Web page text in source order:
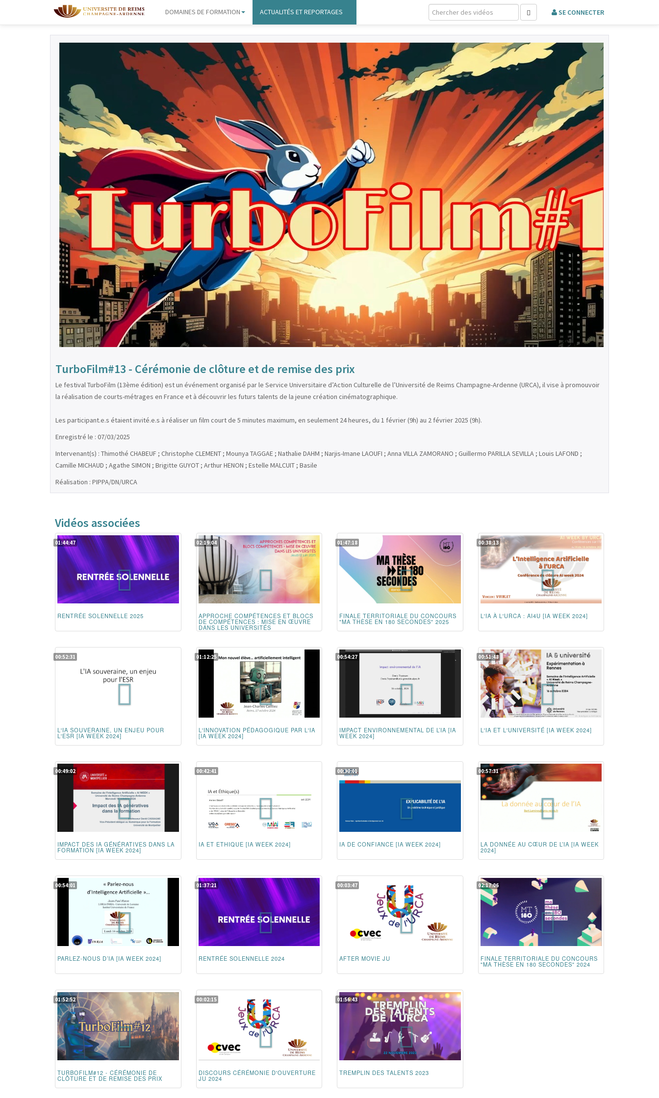
DOMAINES DE FORMATION ACTUALITÉS ET REPORTAGES
TurboFilm#13 - Cérémonie de clôture et de remise des prix
Le festival TurboFilm (13ème édition) est un événement organisé par le Service Universitaire d’Action Culturelle de l’Université de Reims Champagne-Ardenne (URCA), il vise à promouvoir
la réalisation de courts-métrages en France et à découvrir les futurs talents de la jeune création cinématographique.
Les participant.e.s étaient invité.e.s à réaliser un film court de 5 minutes maximum, en seulement 24 heures, du 1 février (9h) au 2 février 2025 (9h).
Enregistré le : 07/03/2025
Intervenant(s) : Thimothé CHABEUF ; Christophe CLEMENT ; Mounya TAGGAE ; Nathalie DAHM ; Narjis-Imane LAOUFI ; Anna VILLA ZAMORANO ; Guillermo PARILLA SEVILLA ; Louis LAFOND ;
Camille MICHAUD ; Agathe SIMON ; Brigitte GUYOT ; Arthur HENON ; Estelle MALCUIT ; Basile
Réalisation : PIPPA/DN/URCA
Vidéos associées
RENTRÉE SOLENNELLE 2025
01:44:47
APPROCHE COMPÉTENCES ET BLOCS
DE COMPÉTENCES : MISE EN ŒUVRE
DANS LES UNIVERSITÉS
02:19:04
FINALE TERRITORIALE DU CONCOURS
"MA THÈSE EN 180 SECONDES" 2025
01:47:18
L'IA À L'URCA : AI4U [IA WEEK 2024]
00:38:13
L'IA SOUVERAINE, UN ENJEU POUR
L'ESR [IA WEEK 2024]
00:52:31
L'INNOVATION PÉDAGOGIQUE PAR L'IA
[IA WEEK 2024]
01:12:25
IMPACT ENVIRONNEMENTAL DE L’IA [IA
WEEK 2024]
00:54:27
L'IA ET L'UNIVERSITÉ [IA WEEK 2024]
00:51:48
IMPACT DES IA GÉNÉRATIVES DANS LA
FORMATION [IA WEEK 2024]
00:49:02
IA ET ETHIQUE [IA WEEK 2024]
00:42:41
IA DE CONFIANCE [IA WEEK 2024]
00:30:01
LA DONNÉE AU CŒUR DE L’IA [IA WEEK
2024]
00:57:31
PARLEZ-NOUS D’IA [IA WEEK 2024]
00:54:01
RENTRÉE SOLENNELLE 2024
01:37:21
AFTER MOVIE JU
00:03:47
FINALE TERRITORIALE DU CONCOURS
"MA THÈSE EN 180 SECONDES" 2024
02:17:06
TURBOFILM#12 - CÉRÉMONIE DE
CLÔTURE ET DE REMISE DES PRIX
01:52:52
DISCOURS CÉRÉMONIE D'OUVERTURE
JU 2024
00:02:15
TREMPLIN DES TALENTS 2023
01:56:43